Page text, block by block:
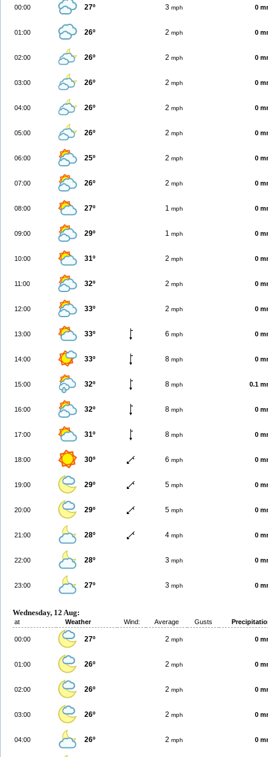
00:00 27º 3 mph 0
01:00 26º 2 mph 0
02:00 26º 2 mph 0
03:00 26º 2 mph 0
04:00 26º 2 mph 0
05:00 26º 2 mph 0
06:00 25º 2 mph 0
07:00 26º 2 mph 0
08:00 27º 1 mph 0
09:00 29º 1 mph 0
10:00 31º 2 mph 0
11:00 32º 2 mph 0
12:00 33º 2 mph 0
13:00 33º 6 mph 0
14:00 33º 8 mph 0
15:00 32º 8 mph 0.1
16:00 32º 8 mph 0
17:00 31º 8 mph 0
18:00 30º 6 mph 0
19:00 29º 5 mph 0
20:00 29º 5 mph 0
21:00 28º 4 mph 0
22:00 28º 3 mph 0
23:00 27º 3 mph 0
Wednesday, 12 Aug:
at Weather Wind: Average Gusts
00:00 27º 2 mph 0
01:00 26º 2 mph 0
02:00 26º 2 mph 0
03:00 26º 2 mph 0
04:00 26º 2 mph 0